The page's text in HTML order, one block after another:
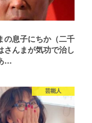
の息子にちか（二千
さんまが気功で治し
…
芸能人